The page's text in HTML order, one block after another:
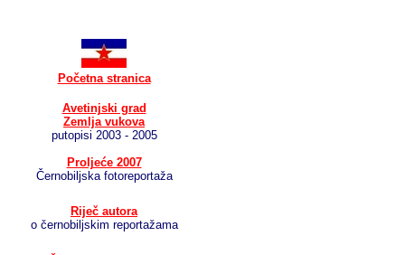
Početna stranica
Avetinjski grad
Zemlja vukova
putopisi 2003 - 2005
Proljeće 2007
Černobiljska fotoreportaža
Riječ autora
o černobiljskim reportažama